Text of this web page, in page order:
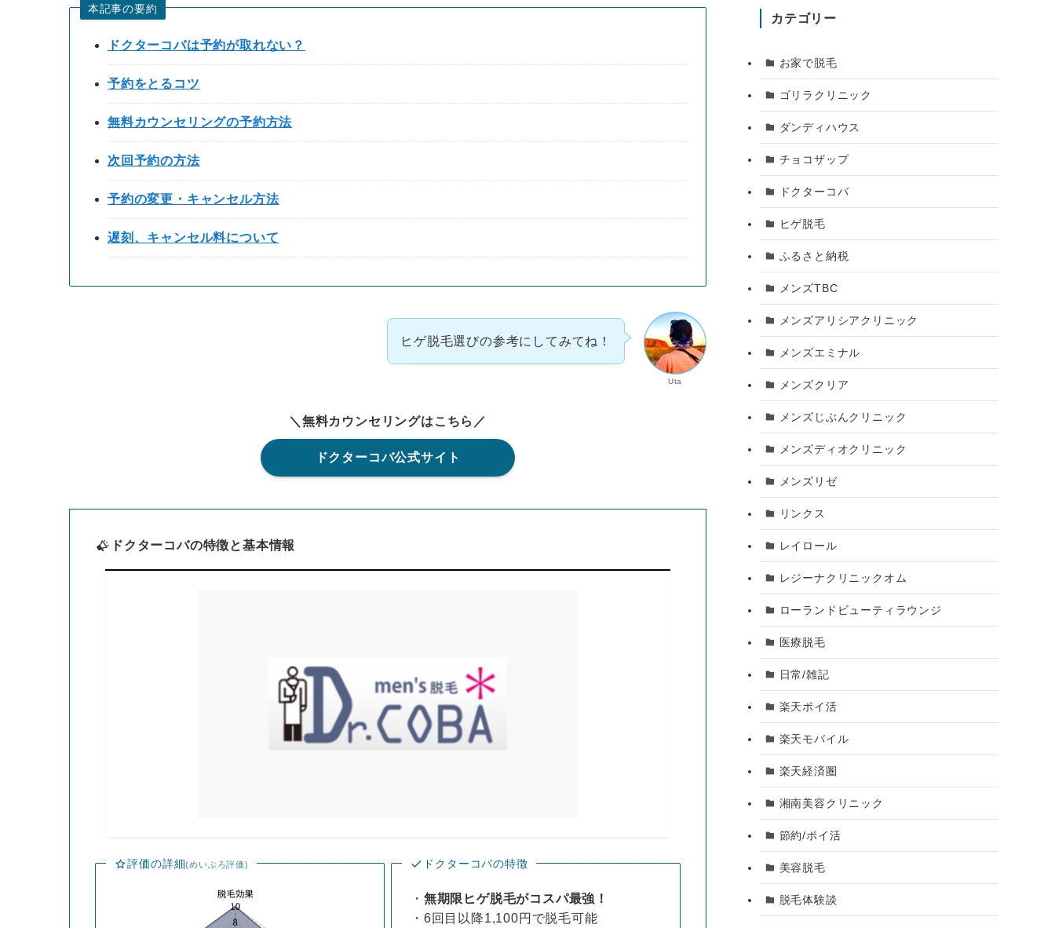
本記事の要約
ドクターコバは予約が取れない？
予約をとるコツ
無料カウンセリングの予約方法
次回予約の方法
予約の変更・キャンセル方法
遅刻、キャンセル料について
Uta
ヒゲ脱毛選びの参考にしてみてね！
＼無料カウンセリングはこちら／
ドクターコバ公式サイト
ドクターコバの特徴と基本情報
評価の詳細(めいぶろ評価) ドクターコバの特徴
・ 無期限ヒゲ脱毛がコスパ最強！
・6回目以降1,100円で脱毛可能
カテゴリー
お家で脱毛
ゴリラクリニック
ダンディハウス
チョコザップ
ドクターコバ
ヒゲ脱毛
ふるさと納税
メンズTBC
メンズアリシアクリニック
メンズエミナル
メンズクリア
メンズじぶんクリニック
メンズディオクリニック
メンズリゼ
リンクス
レイロール
レジーナクリニックオム
ローランドビューティラウンジ
医療脱毛
日常/雑記
楽天ポイ活
楽天モバイル
楽天経済圏
湘南美容クリニック
節約/ポイ活
美容脱毛
脱毛体験談